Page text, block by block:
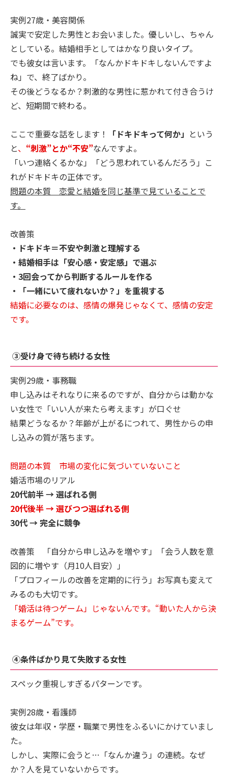
実例27歳・美容関係
誠実で安定した男性とお会いました。優しいし、ちゃん
としている。結婚相手としてはかなり良いタイプ。
でも彼女は言います。「なんかドキドキしないんですよ
ね」で、終了ばかり。
その後どうなるか？刺激的な男性に惹かれて付き合うけ
ど、短期間で終わる。
ここで重要な話をします！ 「ドキドキって何か」 という
と、 “刺激”とか“不安”なんですよ。
「いつ連絡くるかな」「どう思われているんだろう」こ
れがドキドキの正体です。
問題の本質 恋愛と結婚を同じ基準で見ていることで
す。
改善策
・ドキドキ＝不安や刺激と理解する
・結婚相手は「安心感・安定感」で選ぶ
・3回会ってから判断するルールを作る
・「一緒にいて疲れないか？」を重視する
結婚に必要なのは、感情の爆発じゃなくて、感情の安定
です。
③受け身で待ち続ける女性
実例29歳・事務職
申し込みはそれなりに来るのですが、自分からは動かな
い女性で「いい人が来たら考えます」が口ぐせ
結果どうなるか？年齢が上がるにつれて、男性からの申
し込みの質が落ちます。
問題の本質 市場の変化に気づいていないこと
婚活市場のリアル
20代前半 → 選ばれる側
20代後半 → 選びつつ選ばれる側
30代 → 完全に競争
改善策 「自分から申し込みを増やす」「会う人数を意
図的に増やす（月10人目安）」
「プロフィールの改善を定期的に行う」お写真も変えて
みるのも大切です。
「婚活は待つゲーム」じゃないんです。“動いた人から決
まるゲーム”です。
④条件ばかり見て失敗する女性
スペック重視しすぎるパターンです。
実例28歳・看護師
彼女は年収・学歴・職業で男性をふるいにかけていまし
た。
しかし、実際に会うと…「なんか違う」の連続。なぜ
か？人を見ていないからです。